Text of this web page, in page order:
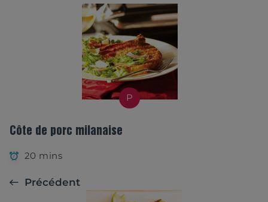
P
Côte de porc milanaise
20 mins
Précédent